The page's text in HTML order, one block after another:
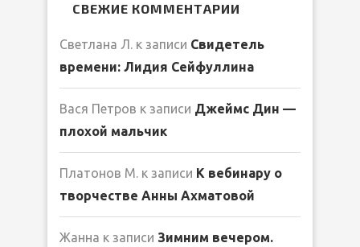
СВЕЖИЕ КОММЕНТАРИИ
Светлана Л. к записи Свидетель
времени: Лидия Сейфуллина
Вася Петров к записи Джеймс Дин —
плохой мальчик
Платонов М. к записи К вебинару о
творчестве Анны Ахматовой
Жанна к записи Зимним вечером.